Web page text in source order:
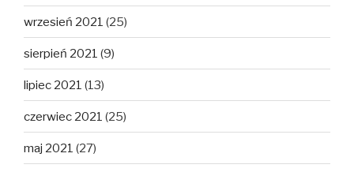
wrzesień 2021 (25)
sierpień 2021 (9)
lipiec 2021 (13)
czerwiec 2021 (25)
maj 2021 (27)